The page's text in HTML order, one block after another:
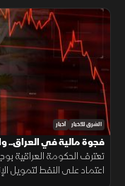
الشرق للأخبار أخبار
فجوة مالية في العراق..
تعترف الحكومة العراقية
اعتماد على النفط لتمويل